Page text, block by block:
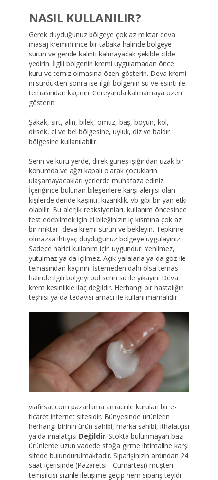
NASIL KULLANILIR?
Gerek duyduğunuz bölgeye çok az miktar deva
masaj kremini ince bir tabaka halinde bölgeye
sürün ve geride kalıntı kalmayacak şekilde cilde
yedirin. İlgili bölgenin kremi uygulamadan önce
kuru ve temiz olmasına özen gösterin. Deva kremi
ni sürdükten sonra ise ilgili bölgenin su ve esinti ile
temasından kaçının. Cereyanda kalmamaya özen
gösterin.
Şakak, sırt, alın, bilek, omuz, baş, boyun, kol,
dirsek, el ve bel bölgesine, uyluk, diz ve baldır
bölgesine kullanılabilir.
Serin ve kuru yerde, direk güneş ışığından uzak bir
konumda ve ağzı kapalı olarak çocukların
ulaşamayacakları yerlerde muhafaza ediniz.
İçeriğinde bulunan bileşenlere karşı alerjisi olan
kişilerde deride kaşıntı, kızarıklık, vb gibi bir yan etki
olabilir. Bu alerjik reaksiyonları, kullanım öncesinde
test edebilmek için el bileğinizin iç kısmına çok az
bir miktar deva kremi sürün ve bekleyin. Tepkime
olmazsa ihtiyaç duyduğunuz bölgeye uygulayınız.
Sadece harici kullanım için uygundur. Yenilmez,
yutulmaz ya da içilmez. Açık yaralarla ya da göz ile
temasından kaçının. İstemeden dahi olsa temas
halinde ilgili bölgeyi bol serin su ile yıkayın. Deva
krem kesinlikle ilaç değildir. Herhangi bir hastalığın
teşhisi ya da tedavisi amacı ile kullanılmamalıdır.
viafirsat.com pazarlama amacı ile kurulan bir e-
ticaret internet sitesidir. Bünyesinde ürünlerin
herhangi birinin ürün sahibi, marka sahibi, ithalatçısı
ya da imalatçısı Değildir. Stokta bulunmayan bazı
ürünlerde uzun vadede stoğa girme ihtimaline karşı
sitede bulundurulmaktadır. Siparişinizin ardından 24
saat içerisinde (Pazaretsi - Cumartesi) müşteri
temsilcisi sizinle iletişime geçip hem sipariş teyidi